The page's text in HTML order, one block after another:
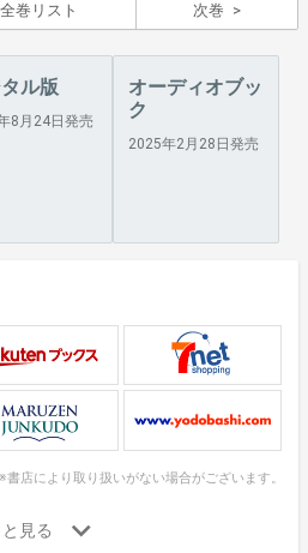
全巻リスト 次巻
ル版
8月24日発売
オーディオブッ
ク
2025年2月28日発売
※書店により取り扱いがない場合がございます。